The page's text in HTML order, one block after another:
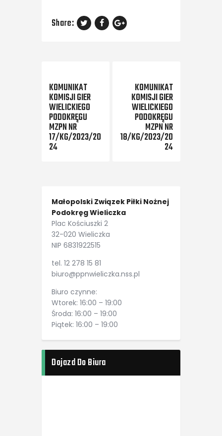
Share:
KOMUNIKAT
KOMISJI GIER
WIELICKIEGO
PODOKRĘGU
MZPN NR
17/KG/2023/20
24
KOMUNIKAT
KOMISJI GIER
WIELICKIEGO
PODOKRĘGU
MZPN NR
18/KG/2023/20
24
Małopolski Związek Piłki Nożnej
Podokręg Wieliczka
Plac Kościuszki 2
32-020 Wieliczka
NIP 6831922515
tel. 12 278 15 81
biuro@ppnwieliczka.nss.pl
Biuro czynne:
Wtorek: 16:00 – 19:00
Środa: 16:00 – 19:00
Piątek: 16:00 – 19:00
Dojazd Do Biura